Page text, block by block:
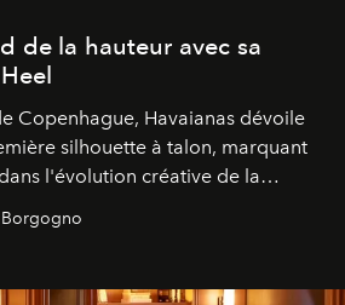
de la hauteur avec sa
Copenhague, Havaianas dévoile
silhouette à talon, marquant
l'évolution créative de la